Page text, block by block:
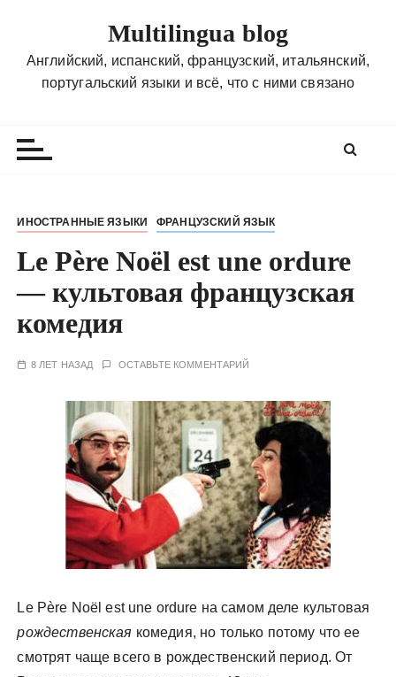
Multilingua blog
Английский, испанский, французский, итальянский,
португальский языки и всё, что с ними связано
ИНОСТРАННЫЕ ЯЗЫКИ ФРАНЦУЗСКИЙ ЯЗЫК
Le Père Noël est une ordure
— культовая французская
комедия
8 ЛЕТ НАЗАД ОСТАВЬТЕ КОММЕНТАРИЙ
Le Père Noël est une ordure на самом деле культовая
рождественская комедия, но только потому что ее
смотрят чаще всего в рождественский период. От